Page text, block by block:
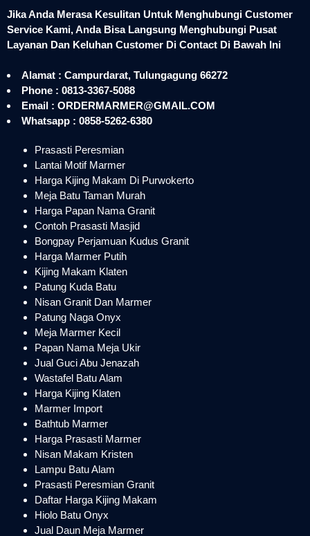
Jika Anda Merasa Kesulitan Untuk Menghubungi Customer
Service Kami, Anda Bisa Langsung Menghubungi Pusat
Layanan Dan Keluhan Customer Di Contact Di Bawah Ini
Alamat : Campurdarat, Tulungagung 66272
Phone : 0813-3367-5088
Email : ORDERMARMER@GMAIL.COM
Whatsapp : 0858-5262-6380
Prasasti Peresmian
Lantai Motif Marmer
Harga Kijing Makam Di Purwokerto
Meja Batu Taman Murah
Harga Papan Nama Granit
Contoh Prasasti Masjid
Bongpay Perjamuan Kudus Granit
Harga Marmer Putih
Kijing Makam Klaten
Patung Kuda Batu
Nisan Granit Dan Marmer
Patung Naga Onyx
Meja Marmer Kecil
Papan Nama Meja Ukir
Jual Guci Abu Jenazah
Wastafel Batu Alam
Harga Kijing Klaten
Marmer Import
Bathtub Marmer
Harga Prasasti Marmer
Nisan Makam Kristen
Lampu Batu Alam
Prasasti Peresmian Granit
Daftar Harga Kijing Makam
Hiolo Batu Onyx
Jual Daun Meja Marmer